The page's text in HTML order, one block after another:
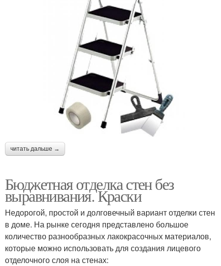
читать дальше →
Бюджетная отделка стен без
выравнивания. Краски
Недорогой, простой и долговечный вариант отделки стен
в доме. На рынке сегодня представлено большое
количество разнообразных лакокрасочных материалов,
которые можно использовать для создания лицевого
отделочного слоя на стенах: